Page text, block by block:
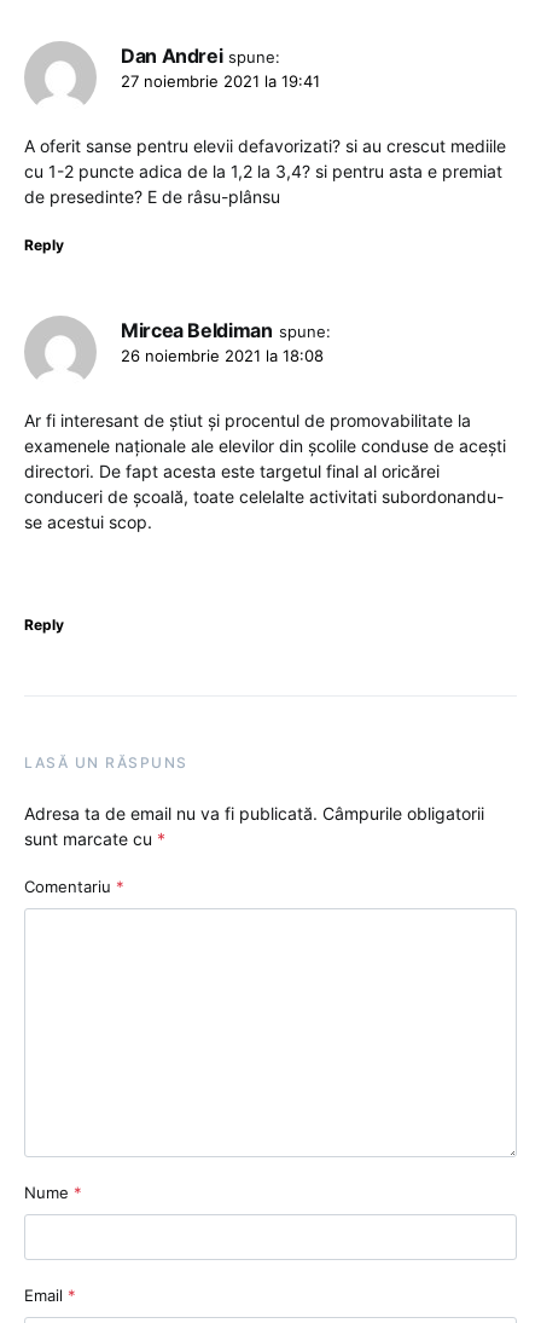
Dan Andrei spune:
27 noiembrie 2021 la 19:41
A oferit sanse pentru elevii defavorizati? si au crescut mediile
cu 1-2 puncte adica de la 1,2 la 3,4? si pentru asta e premiat
de presedinte? E de râsu-plânsu
Reply
Mircea Beldiman spune:
26 noiembrie 2021 la 18:08
Ar fi interesant de știut și procentul de promovabilitate la
examenele naționale ale elevilor din școlile conduse de acești
directori. De fapt acesta este targetul final al oricărei
conduceri de școală, toate celelalte activitati subordonandu-
se acestui scop.
Reply
LASĂ UN RĂSPUNS
Adresa ta de email nu va fi publicată. Câmpurile obligatorii
sunt marcate cu *
Comentariu *
Nume *
Email *